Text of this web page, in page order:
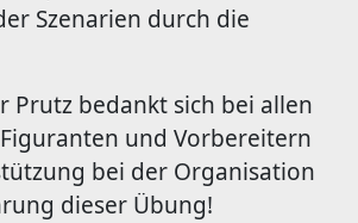
Szenarien durch die
Prutz bedankt sich bei allen
und Vorbereitern
bei der Organisation
dieser Übung!